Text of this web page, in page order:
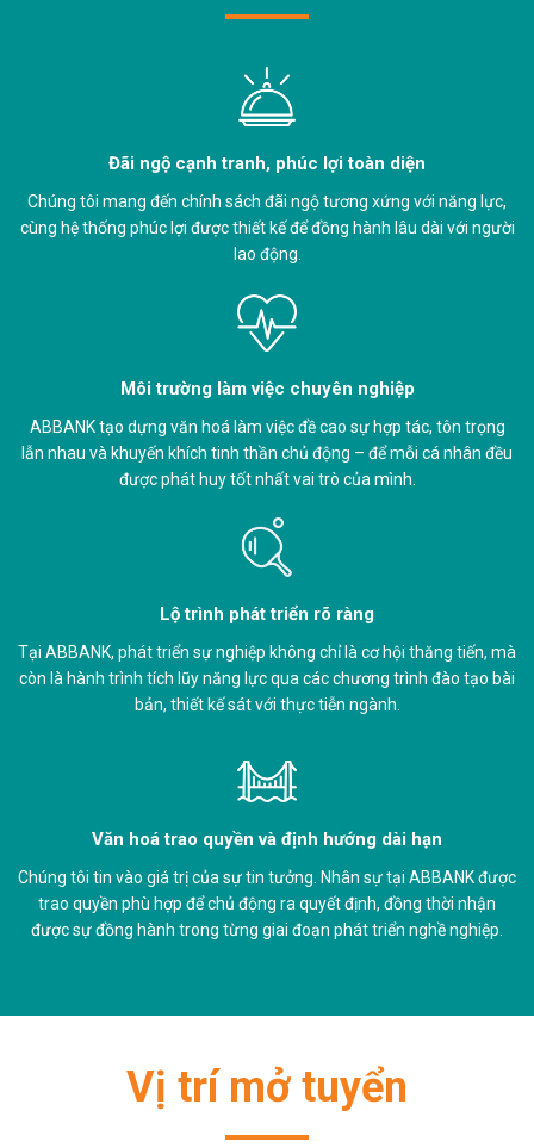
Đãi ngộ cạnh tranh, phúc lợi toàn diện
Chúng tôi mang đến chính sách đãi ngộ tương xứng với năng lực,
cùng hệ thống phúc lợi được thiết kế để đồng hành lâu dài với người
lao động.
Môi trường làm việc chuyên nghiệp
ABBANK tạo dựng văn hoá làm việc đề cao sự hợp tác, tôn trọng
lẫn nhau và khuyến khích tinh thần chủ động – để mỗi cá nhân đều
được phát huy tốt nhất vai trò của mình.
Lộ trình phát triển rõ ràng
Tại ABBANK, phát triển sự nghiệp không chỉ là cơ hội thăng tiến, mà
còn là hành trình tích lũy năng lực qua các chương trình đào tạo bài
bản, thiết kế sát với thực tiễn ngành.
Văn hoá trao quyền và định hướng dài hạn
Chúng tôi tin vào giá trị của sự tin tưởng. Nhân sự tại ABBANK được
trao quyền phù hợp để chủ động ra quyết định, đồng thời nhận
được sự đồng hành trong từng giai đoạn phát triển nghề nghiệp.
Vị trí mở tuyển